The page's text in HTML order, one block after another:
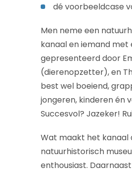
dé voorbeeldcase
Men neme een
kanaal en iemand met
gepresenteerd door
(dierenopzetter), en
best wel boeiend,
jongeren, kinderen én
Succesvol? Jazeker!
Wat maakt het kanaal
natuurhistorisch
enthousiast.